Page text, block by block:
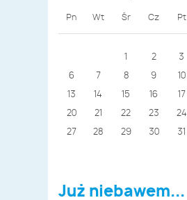
Pn Wt Śr Cz Pt
1 2 3
6 7 8 9 10
13 14 15 16 17
20 21 22 23 24
27 28 29 30 31
Już niebawem...